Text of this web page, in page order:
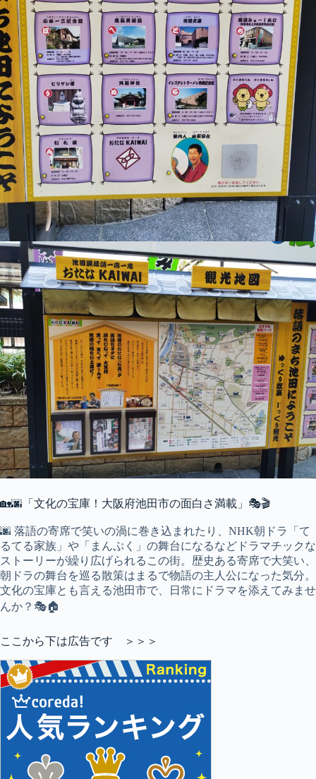
🏡🌆「文化の宝庫！大阪府池田市の面白さ満載」🎭🎬
🌆 落語の寄席で笑いの渦に巻き込まれたり、NHK朝ドラ「て
るてる家族」や「まんぷく」の舞台になるなどドラマチックな
ストーリーが繰り広げられるこの街。歴史ある寄席で大笑い、
朝ドラの舞台を巡る散策はまるで物語の主人公になった気分。
文化の宝庫とも言える池田市で、日常にドラマを添えてみませ
んか？🎭🏠
ここから下は広告です ＞＞＞